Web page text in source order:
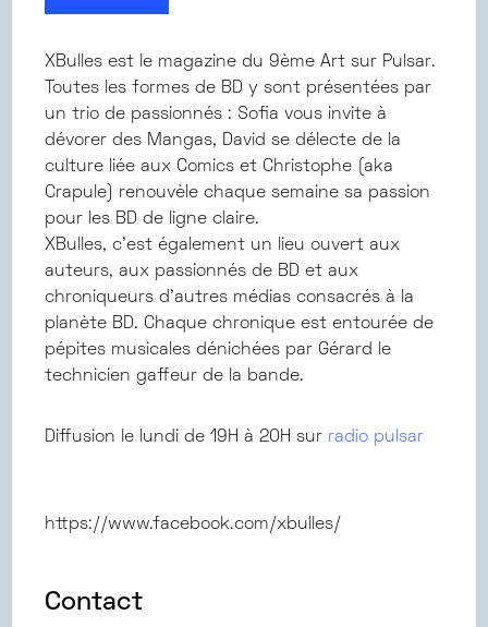
XBulles est le magazine du 9ème Art sur Pulsar.
Toutes les formes de BD y sont présentées par
un trio de passionnés : Sofia vous invite à
dévorer des Mangas, David se délecte de la
culture liée aux Comics et Christophe (aka
Crapule) renouvèle chaque semaine sa passion
pour les BD de ligne claire.
XBulles, c’est également un lieu ouvert aux
auteurs, aux passionnés de BD et aux
chroniqueurs d’autres médias consacrés à la
planète BD. Chaque chronique est entourée de
pépites musicales dénichées par Gérard le
technicien gaffeur de la bande.
Diffusion le lundi de 19H à 20H sur radio pulsar
https://www.facebook.com/xbulles/
Contact